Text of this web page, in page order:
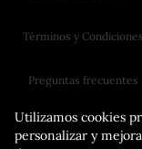
Utilizamos cookies
personalizar y
Términos y Condiciones
Preguntas frecuentes